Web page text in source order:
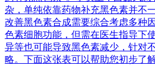
杂，单纯依靠药物补充黑色素并不
改善黑色素合成需要综合考虑多种
色素细胞功能，但需在医生指导下
异等也可能导致黑色素减少，针对
略。下面这张表可以帮助您初步了